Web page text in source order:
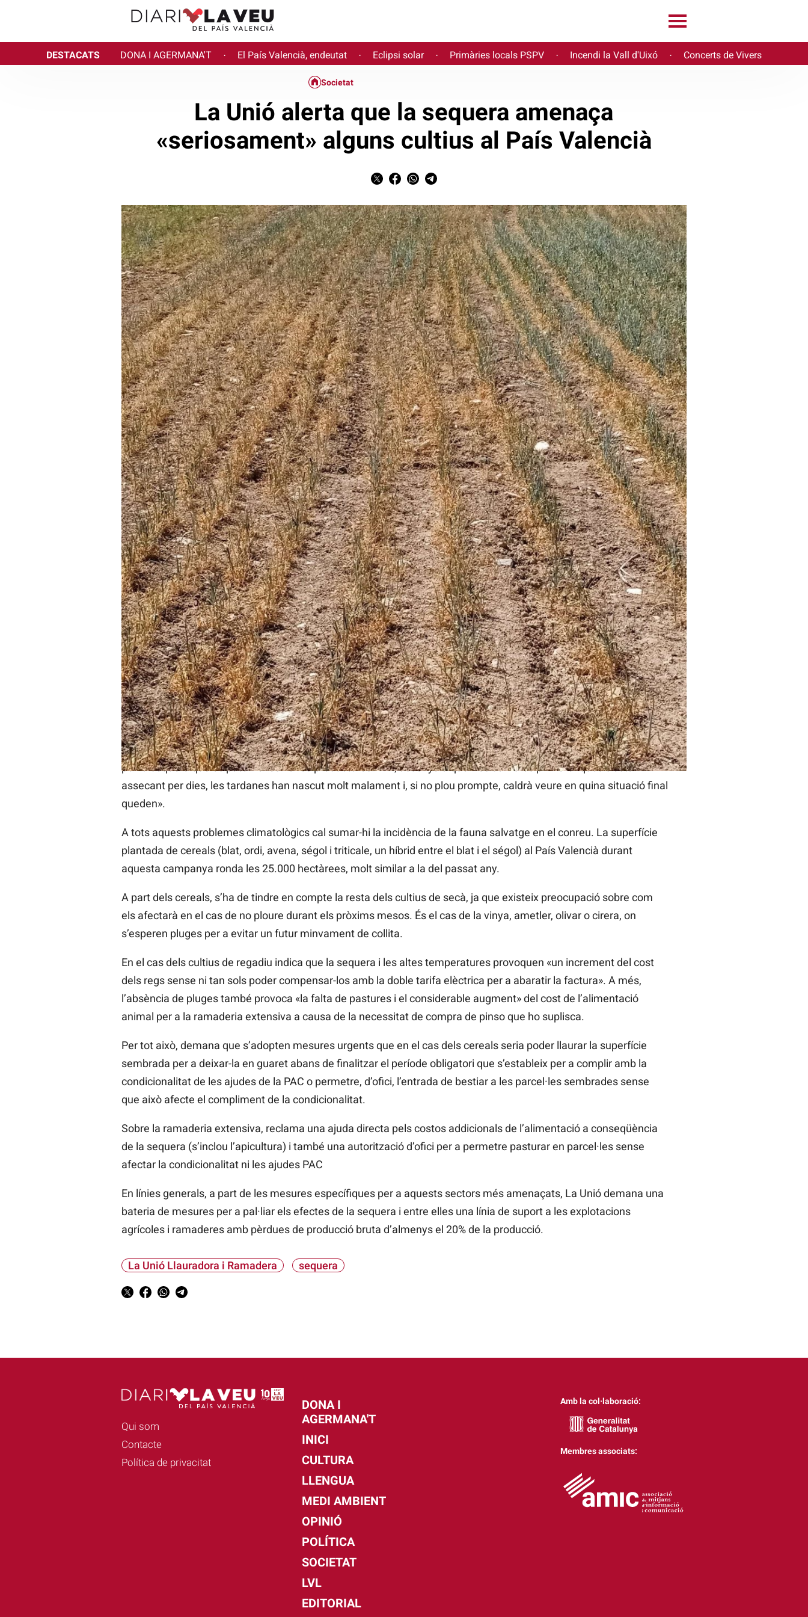
DESTACATS DONA I AGERMANA'T · El País Valencià, endeutat · Eclipsi solar · Primàries locals PSPV · Incendi la Vall d'Uixó · Concerts de Vivers
La Unió alerta que la sequera amenaça «seriosament» alguns cultius al País Valencià
Societat
La Unió alerta que la sequera amenaça
«seriosament» alguns cultius al País Valencià
DLV País Valencià
14/04/2023 04:00
La Unió Llauradora i Ramadera alerta que la falta de pluges amenaça «seriosament» alguns cultius al País
Valencià, amb especial incidència de manera immediata per als cereals que no han germinat en la major part dels
casos des de la sembra i ja estan en una situació dramàtica.
Sobre aquest tema, apunta que els cereals no han brotat i els que ho han fet és amb una baixa producció i qualitat
per la sequera que es pateix a les zones productores. Així, assenyala que «les sembres primerenques s’estan
assecant per dies, les tardanes han nascut molt malament i, si no plou prompte, caldrà veure en quina situació final
queden».
A tots aquests problemes climatològics cal sumar-hi la incidència de la fauna salvatge en el conreu. La superfície
plantada de cereals (blat, ordi, avena, ségol i triticale, un híbrid entre el blat i el ségol) al País Valencià durant
aquesta campanya ronda les 25.000 hectàrees, molt similar a la del passat any.
A part dels cereals, s’ha de tindre en compte la resta dels cultius de secà, ja que existeix preocupació sobre com
els afectarà en el cas de no ploure durant els pròxims mesos. És el cas de la vinya, ametler, olivar o cirera, on
s’esperen pluges per a evitar un futur minvament de collita.
En el cas dels cultius de regadiu indica que la sequera i les altes temperatures provoquen «un increment del cost
dels regs sense ni tan sols poder compensar-los amb la doble tarifa elèctrica per a abaratir la factura». A més,
l’absència de pluges també provoca «la falta de pastures i el considerable augment» del cost de l’alimentació
animal per a la ramaderia extensiva a causa de la necessitat de compra de pinso que ho suplisca.
Per tot això, demana que s’adopten mesures urgents que en el cas dels cereals seria poder llaurar la superfície
sembrada per a deixar-la en guaret abans de finalitzar el període obligatori que s’estableix per a complir amb la
condicionalitat de les ajudes de la PAC o permetre, d’ofici, l’entrada de bestiar a les parcel·les sembrades sense
que això afecte el compliment de la condicionalitat.
Sobre la ramaderia extensiva, reclama una ajuda directa pels costos addicionals de l’alimentació a conseqüència
de la sequera (s’inclou l’apicultura) i també una autorització d’ofici per a permetre pasturar en parcel·les sense
afectar la condicionalitat ni les ajudes PAC
En línies generals, a part de les mesures específiques per a aquests sectors més amenaçats, La Unió demana una
bateria de mesures per a pal·liar els efectes de la sequera i entre elles una línia de suport a les explotacions
agrícoles i ramaderes amb pèrdues de producció bruta d’almenys el 20% de la producció.
La Unió Llauradora i Ramadera sequera
Qui som
Contacte
Política de privacitat
DONA I
AGERMANA'T
INICI
CULTURA
LLENGUA
MEDI AMBIENT
OPINIÓ
POLÍTICA
SOCIETAT
LVL
EDITORIAL
Amb la col·laboració:
Membres associats: